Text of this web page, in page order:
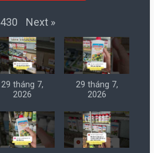
430 Next »
29 tháng 7,
2026
29 tháng 7,
2026